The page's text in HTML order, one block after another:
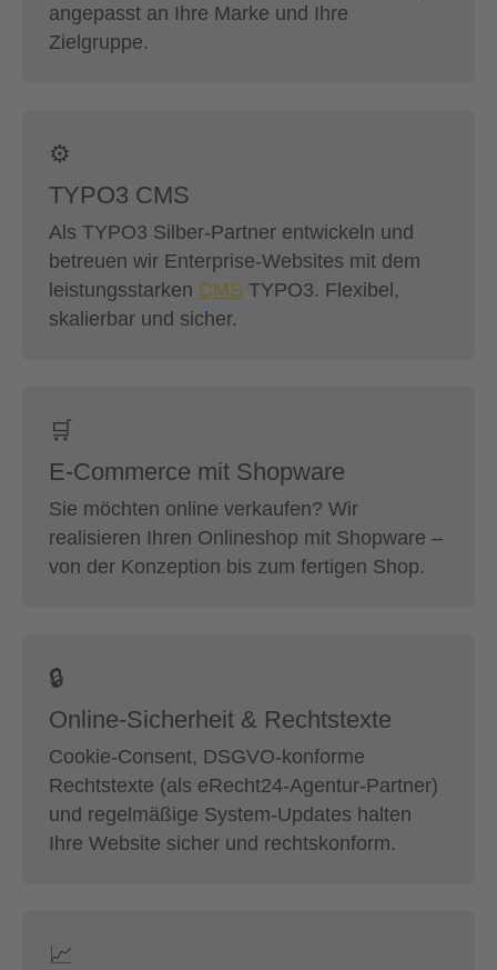
angepasst an Ihre Marke und Ihre
Zielgruppe.
⚙️
TYPO3 CMS
Als TYPO3 Silber-Partner entwickeln und
betreuen wir Enterprise-Websites mit dem
leistungsstarken CMS TYPO3. Flexibel,
skalierbar und sicher.
🛒
E-Commerce mit Shopware
Sie möchten online verkaufen? Wir
realisieren Ihren Onlineshop mit Shopware –
von der Konzeption bis zum fertigen Shop.
🔒
Online-Sicherheit & Rechtstexte
Cookie-Consent, DSGVO-konforme
Rechtstexte (als eRecht24-Agentur-Partner)
und regelmäßige System-Updates halten
Ihre Website sicher und rechtskonform.
📈